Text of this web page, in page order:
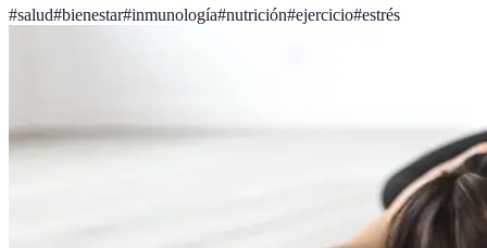
#salud#bienestar#inmunología#nutrición#ejercicio#estrés